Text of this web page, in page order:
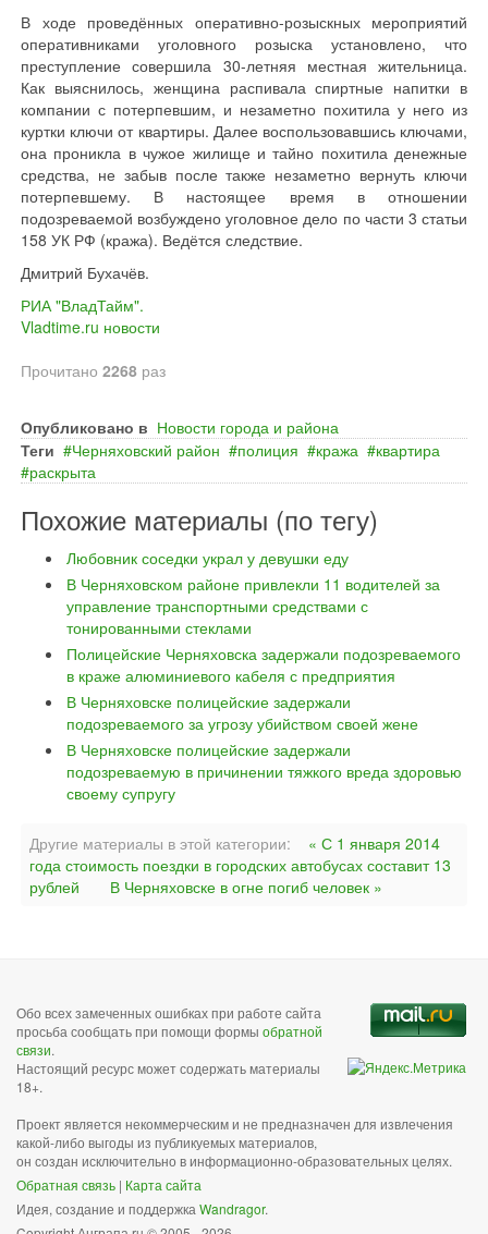
В ходе проведённых оперативно-розыскных мероприятий
оперативниками уголовного розыска установлено, что
преступление совершила 30-летняя местная жительница.
Как выяснилось, женщина распивала спиртные напитки в
компании с потерпевшим, и незаметно похитила у него из
куртки ключи от квартиры. Далее воспользовавшись ключами,
она проникла в чужое жилище и тайно похитила денежные
средства, не забыв после также незаметно вернуть ключи
потерпевшему. В настоящее время в отношении
подозреваемой возбуждено уголовное дело по части 3 статьи
158 УК РФ (кража). Ведётся следствие.
Дмитрий Бухачёв.
РИА "ВладТайм".
Vladtime.ru новости
Прочитано 2268 раз
Опубликовано в Новости города и района
Теги
Черняховский район полиция кража
квартира
раскрыта
Похожие материалы (по тегу)
Любовник соседки украл у девушки еду
В Черняховском районе привлекли 11 водителей за
управление транспортными средствами с
тонированными стеклами
Полицейские Черняховска задержали подозреваемого
в краже алюминиевого кабеля с предприятия
В Черняховске полицейские задержали
подозреваемого за угрозу убийством своей жене
В Черняховске полицейские задержали
подозреваемую в причинении тяжкого вреда здоровью
своему супругу
Другие материалы в этой категории:
« С 1 января 2014
года стоимость поездки в городских автобусах составит 13
рублей
В Черняховске в огне погиб человек »
Обо всех замеченных ошибках при работе сайта
просьба сообщать при помощи формы обратной
связи.
Настоящий ресурс может содержать материалы
18+.
Проект является некоммерческим и не предназначен для извлечения
какой-либо выгоды из публикуемых материалов,
он создан исключительно в информационно-образовательных целях.
Обратная связь | Карта сайта
Идея, создание и поддержка Wandragor.